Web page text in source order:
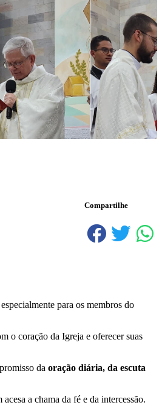
Compartilhe
para os membros do
o coração da Igreja e oferecer suas
da oração diária, da escuta
a chama da fé e da intercessão.